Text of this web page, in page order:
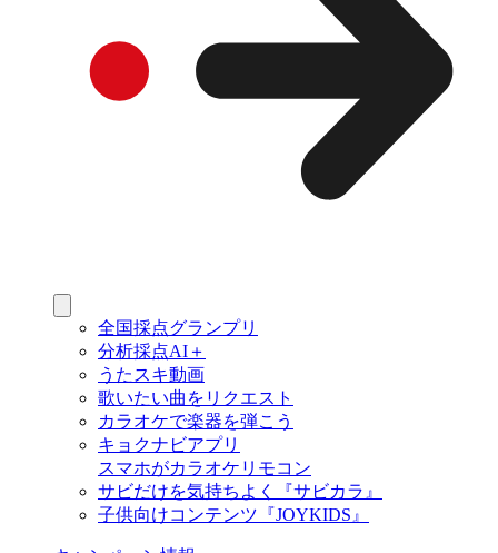
全国採点グランプリ
分析採点AI＋
うたスキ動画
歌いたい曲をリクエスト
カラオケで楽器を弾こう
キョクナビアプリ
スマホがカラオケリモコン
サビだけを気持ちよく『サビカラ』
子供向けコンテンツ『JOYKIDS』